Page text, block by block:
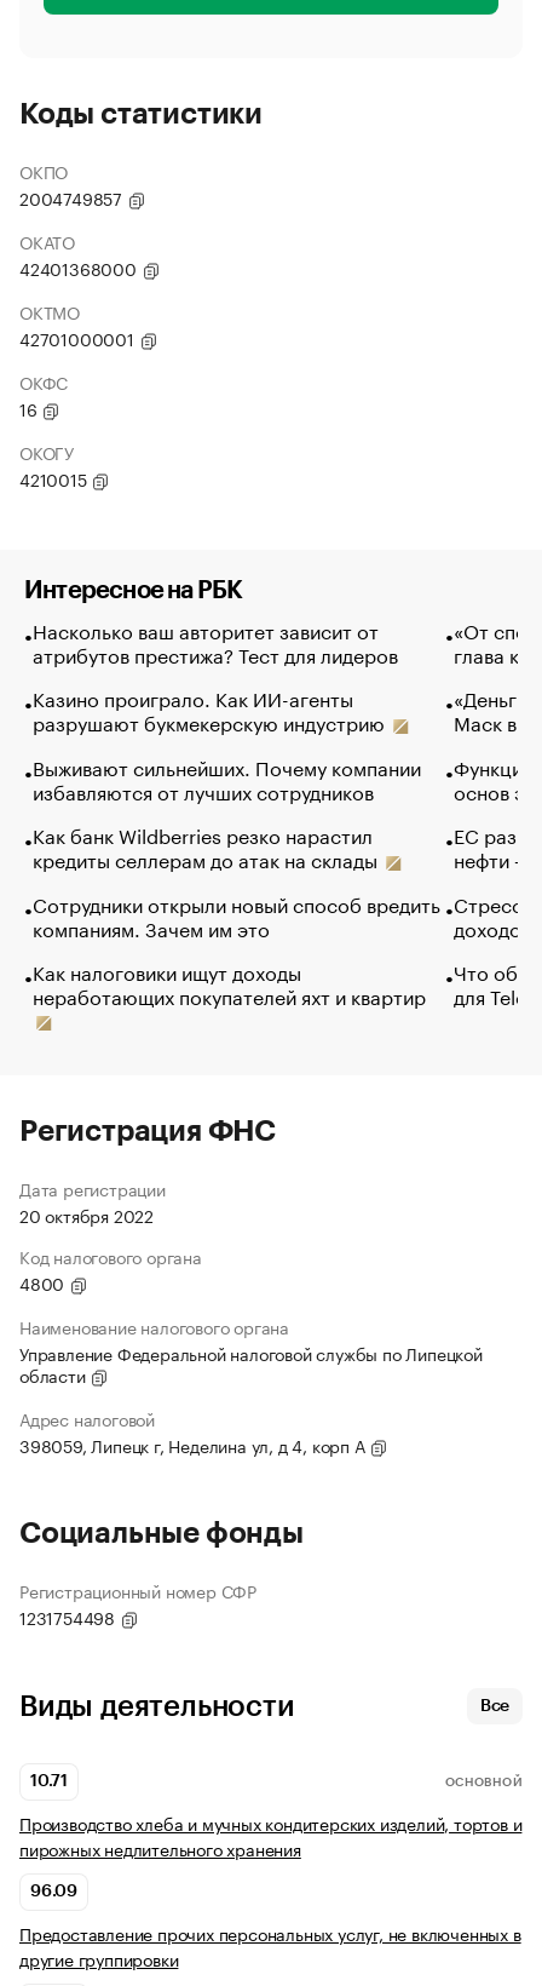
Коды статистики
ОКПО
2004749857
ОКАТО
42401368000
ОКТМО
42701000001
ОКФС
16
ОКОГУ
4210015
Интересное на РБК
Насколько ваш авторитет зависит от
атрибутов престижа? Тест для лидеров
Казино проиграло. Как ИИ-агенты
разрушают букмекерскую индустрию
Выживают сильнейших. Почему компании
избавляются от лучших сотрудников
Как банк Wildberries резко нарастил
кредиты селлерам до атак на склады
Сотрудники открыли новый способ вредить
компаниям. Зачем им это
Как налоговики ищут доходы
неработающих покупателей яхт и квартир
«От
глава
«Деньги
Маск в
Функции
основ
ЕС
нефти —
Стресс
доходов
Что
для
Регистрация ФНС
Дата регистрации
20 октября 2022
Код налогового органа
4800
Наименование налогового органа
Управление Федеральной налоговой службы по Липецкой
области
Адрес налоговой
398059, Липецк г, Неделина ул, д 4, корп А
Социальные фонды
Регистрационный номер СФР
1231754498
Виды деятельности Все
10.71 ОСНОВНОЙ
Производство хлеба и мучных кондитерских изделий, тортов и
пирожных недлительного хранения
96.09
Предоставление прочих персональных услуг, не включенных в
другие группировки